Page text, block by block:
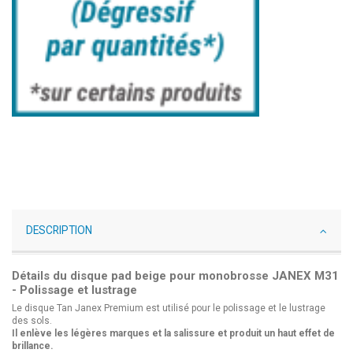
DESCRIPTION
Détails du disque pad beige pour monobrosse JANEX M31
- Polissage et lustrage
Le disque Tan Janex Premium est utilisé pour le polissage et le lustrage
des sols.
Il enlève les légères marques et la salissure et produit un haut effet de
brillance.